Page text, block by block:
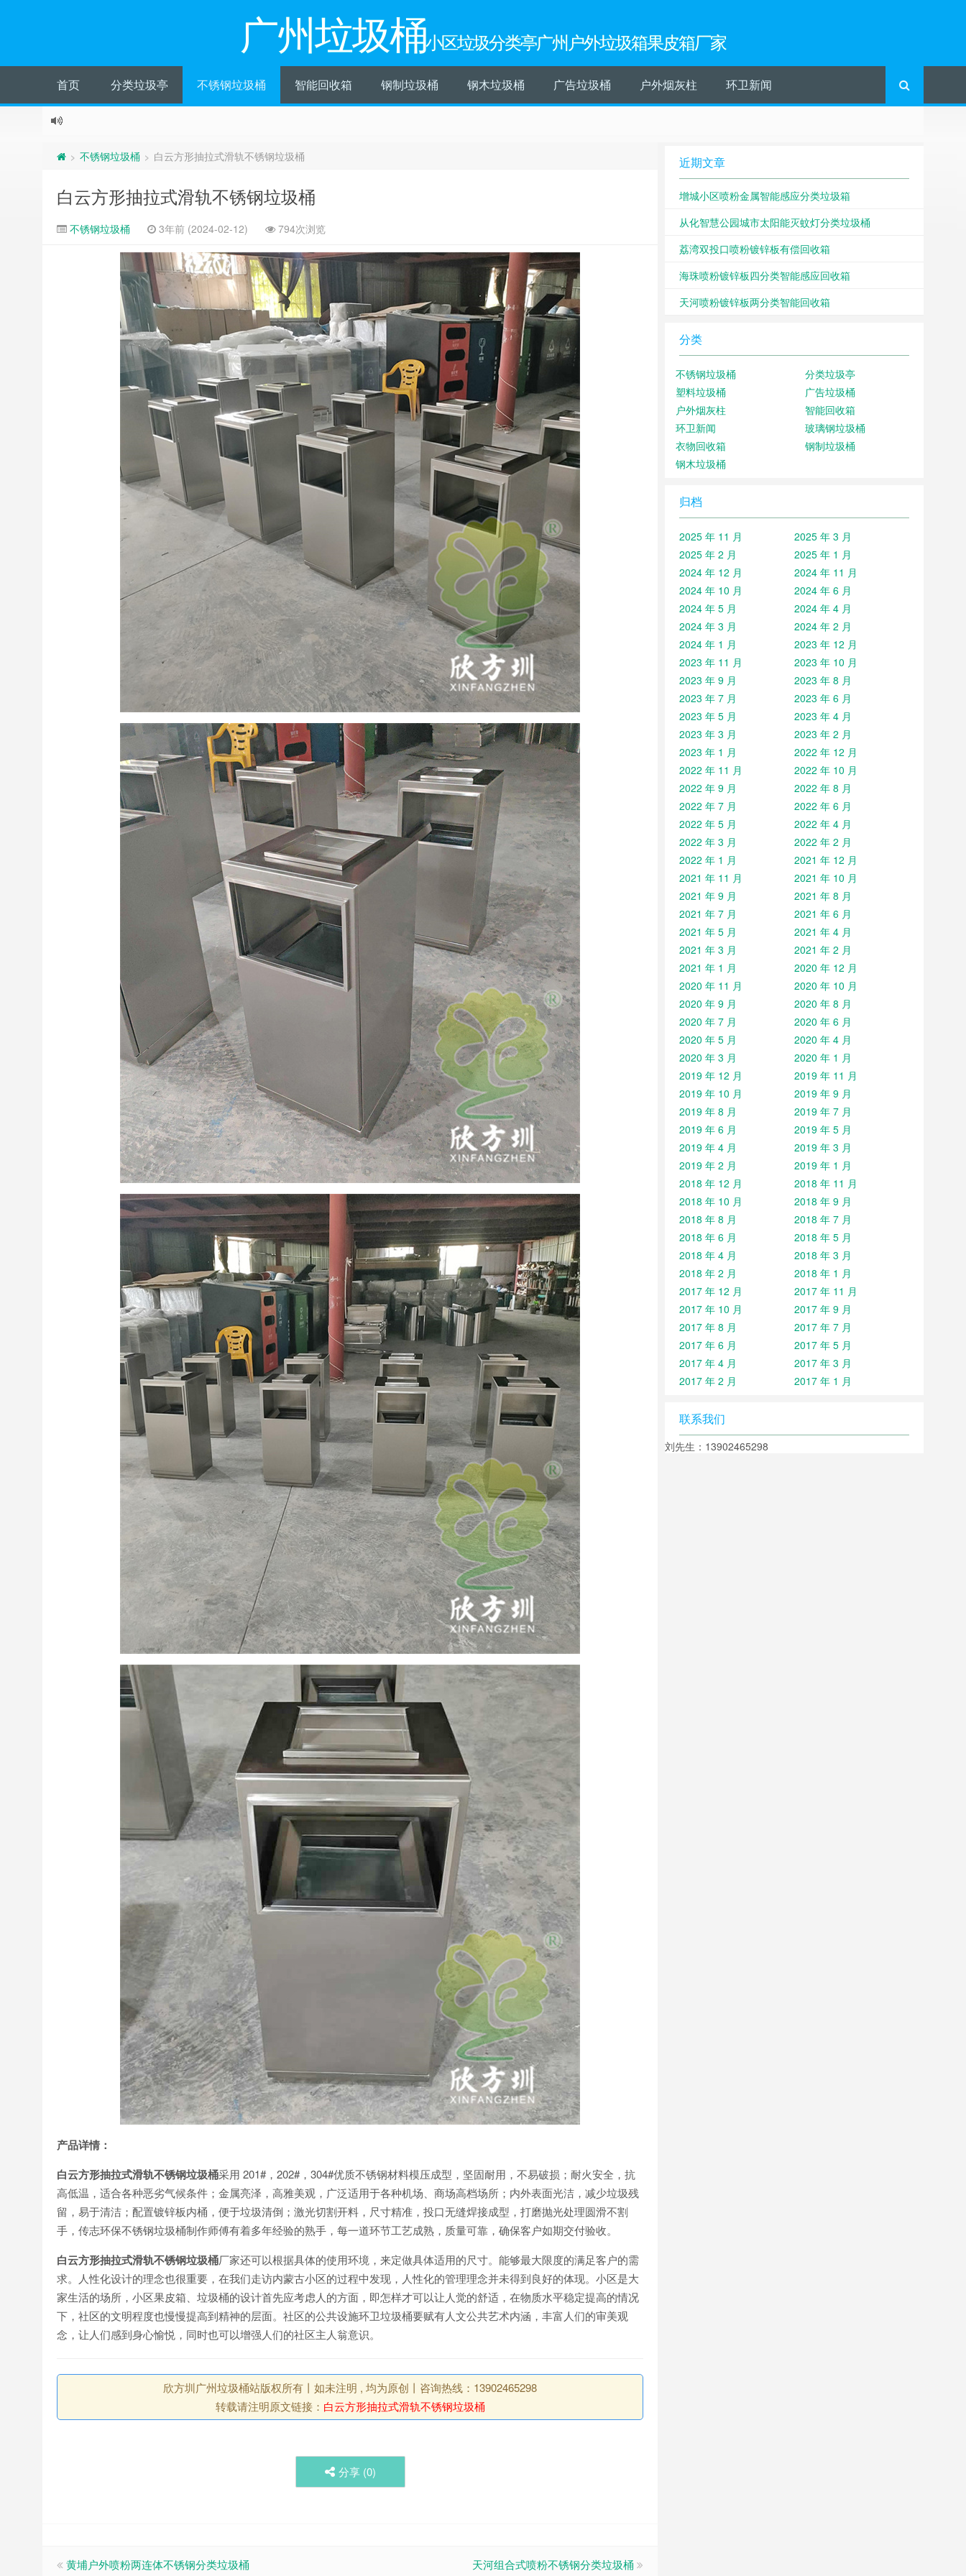
广州垃圾桶小区垃圾分类亭广州户外垃圾箱果皮箱厂家
首页 分类垃圾亭 不锈钢垃圾桶 智能回收箱 钢制垃圾桶 钢木垃圾桶 广告垃圾桶 户外烟灰柱 环卫新闻
> 不锈钢垃圾桶 > 白云方形抽拉式滑轨不锈钢垃圾桶
白云方形抽拉式滑轨不锈钢垃圾桶
不锈钢垃圾桶 3年前 (2024-02-12) 794次浏览
产品详情：
白云方形抽拉式滑轨不锈钢垃圾桶采用 201#，202#，304#优质不锈钢材料模压成型，坚固耐用，不易破损；耐火安全，抗
高低温，适合各种恶劣气候条件；金属亮泽，高雅美观，广泛适用于各种机场、商场高档场所；内外表面光洁，减少垃圾残
留，易于清洁；配置镀锌板内桶，便于垃圾清倒；激光切割开料，尺寸精准，投口无缝焊接成型，打磨抛光处理圆滑不割
手，传志环保不锈钢垃圾桶制作师傅有着多年经验的熟手，每一道环节工艺成熟，质量可靠，确保客户如期交付验收。
白云方形抽拉式滑轨不锈钢垃圾桶厂家还可以根据具体的使用环境，来定做具体适用的尺寸。能够最大限度的满足客户的需
求。人性化设计的理念也很重要，在我们走访内蒙古小区的过程中发现，人性化的管理理念并未得到良好的体现。小区是大
家生活的场所，小区果皮箱、垃圾桶的设计首先应考虑人的方面，即怎样才可以让人觉的舒适，在物质水平稳定提高的情况
下，社区的文明程度也慢慢提高到精神的层面。社区的公共设施环卫垃圾桶要赋有人文公共艺术内涵，丰富人们的审美观
念，让人们感到身心愉悦，同时也可以增强人们的社区主人翁意识。
欣方圳广州垃圾桶站版权所有丨如未注明 , 均为原创丨咨询热线：13902465298
转载请注明原文链接： 白云方形抽拉式滑轨不锈钢垃圾桶
分享 (0)
黄埔户外喷粉两连体不锈钢分类垃圾桶 天河组合式喷粉不锈钢分类垃圾桶
近期文章
增城小区喷粉金属智能感应分类垃圾箱
从化智慧公园城市太阳能灭蚊灯分类垃圾桶
荔湾双投口喷粉镀锌板有偿回收箱
海珠喷粉镀锌板四分类智能感应回收箱
天河喷粉镀锌板两分类智能回收箱
分类
不锈钢垃圾桶
分类垃圾亭
塑料垃圾桶
广告垃圾桶
户外烟灰柱
智能回收箱
环卫新闻
玻璃钢垃圾桶
衣物回收箱
钢制垃圾桶
钢木垃圾桶
归档
2025 年 11 月
2025 年 3 月
2025 年 2 月
2025 年 1 月
2024 年 12 月
2024 年 11 月
2024 年 10 月
2024 年 6 月
2024 年 5 月
2024 年 4 月
2024 年 3 月
2024 年 2 月
2024 年 1 月
2023 年 12 月
2023 年 11 月
2023 年 10 月
2023 年 9 月
2023 年 8 月
2023 年 7 月
2023 年 6 月
2023 年 5 月
2023 年 4 月
2023 年 3 月
2023 年 2 月
2023 年 1 月
2022 年 12 月
2022 年 11 月
2022 年 10 月
2022 年 9 月
2022 年 8 月
2022 年 7 月
2022 年 6 月
2022 年 5 月
2022 年 4 月
2022 年 3 月
2022 年 2 月
2022 年 1 月
2021 年 12 月
2021 年 11 月
2021 年 10 月
2021 年 9 月
2021 年 8 月
2021 年 7 月
2021 年 6 月
2021 年 5 月
2021 年 4 月
2021 年 3 月
2021 年 2 月
2021 年 1 月
2020 年 12 月
2020 年 11 月
2020 年 10 月
2020 年 9 月
2020 年 8 月
2020 年 7 月
2020 年 6 月
2020 年 5 月
2020 年 4 月
2020 年 3 月
2020 年 1 月
2019 年 12 月
2019 年 11 月
2019 年 10 月
2019 年 9 月
2019 年 8 月
2019 年 7 月
2019 年 6 月
2019 年 5 月
2019 年 4 月
2019 年 3 月
2019 年 2 月
2019 年 1 月
2018 年 12 月
2018 年 11 月
2018 年 10 月
2018 年 9 月
2018 年 8 月
2018 年 7 月
2018 年 6 月
2018 年 5 月
2018 年 4 月
2018 年 3 月
2018 年 2 月
2018 年 1 月
2017 年 12 月
2017 年 11 月
2017 年 10 月
2017 年 9 月
2017 年 8 月
2017 年 7 月
2017 年 6 月
2017 年 5 月
2017 年 4 月
2017 年 3 月
2017 年 2 月
2017 年 1 月
联系我们
刘先生：13902465298